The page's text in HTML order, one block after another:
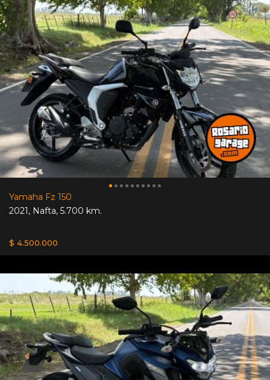
Yamaha Fz 150
2021, Nafta, 5.700 km.
$ 4.500.000